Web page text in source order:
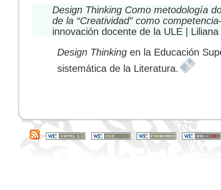
Design Thinking Como metodología
de la “Creatividad” como competencia
innovación docente de la ULE |
Design Thinkingen la Educación
sistemática de la Literatura.